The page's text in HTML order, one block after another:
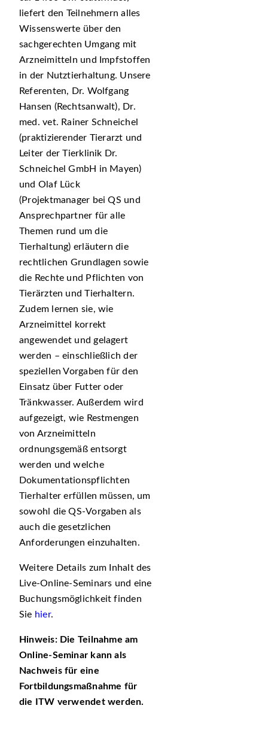
liefert den Teilnehmern alles
Wissenswerte über den
sachgerechten Umgang mit
Arzneimitteln und Impfstoffen
in der Nutztierhaltung. Unsere
Referenten, Dr. Wolfgang
Hansen (Rechtsanwalt), Dr.
med. vet. Rainer Schneichel
(praktizierender Tierarzt und
Leiter der Tierklinik Dr.
Schneichel GmbH in Mayen)
und Olaf Lück
(Projektmanager bei QS und
Ansprechpartner für alle
Themen rund um die
Tierhaltung) erläutern die
rechtlichen Grundlagen sowie
die Rechte und Pflichten von
Tierärzten und Tierhaltern.
Zudem lernen sie, wie
Arzneimittel korrekt
angewendet und gelagert
werden – einschließlich der
speziellen Vorgaben für den
Einsatz über Futter oder
Tränkwasser. Außerdem wird
aufgezeigt, wie Restmengen
von Arzneimitteln
ordnungsgemäß entsorgt
werden und welche
Dokumentationspflichten
Tierhalter erfüllen müssen, um
sowohl die QS-Vorgaben als
auch die gesetzlichen
Anforderungen einzuhalten.
Weitere Details zum Inhalt des
Live-Online-Seminars und eine
Buchungsmöglichkeit finden
Sie hier.
Hinweis: Die Teilnahme am
Online-Seminar kann als
Nachweis für eine
Fortbildungsmaßnahme für
die ITW verwendet werden.